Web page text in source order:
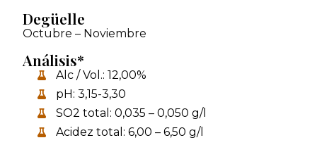
Degüelle
Octubre – Noviembre
Análisis*
Alc / Vol.: 12,00%
pH: 3,15-3,30
SO2 total: 0,035 – 0,050 g/l
Acidez total: 6,00 – 6,50 g/l